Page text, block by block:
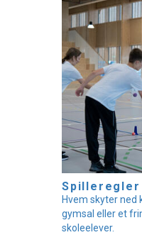
Hvem skyter ned
gymsal eller et
skoleelever.